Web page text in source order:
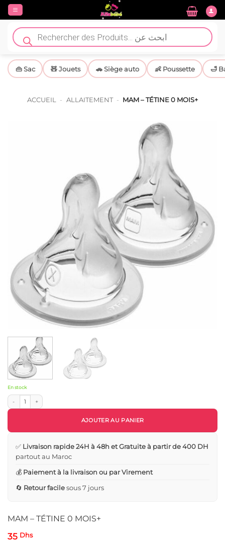
Passer
contenu
Recherche
de
produits
👜 Sac 🧸 Jouets 🚗 Siège auto 👶 Poussette 🛁
ACCUEIL - ALLAITEMENT - MAM – TÉTINE 0 MOIS+
MAM – TÉTINE 0 MOIS+
35 Dhs
En stock
quantité de MAM - TÉTINE 0 MOIS+
AJOUTER AU PANIER
✅ Livraison rapide 24H à 48h et Gratuite à partir de 400 DH
partout au Maroc
💰 Paiement à la livraison ou par Virement
🔄 Retour facilesous 7 jours